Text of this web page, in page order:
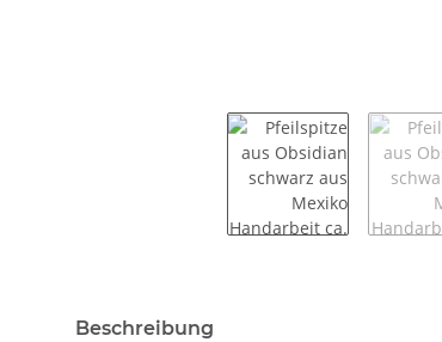
weitere Registerkarten anzeigen
Beschreibung